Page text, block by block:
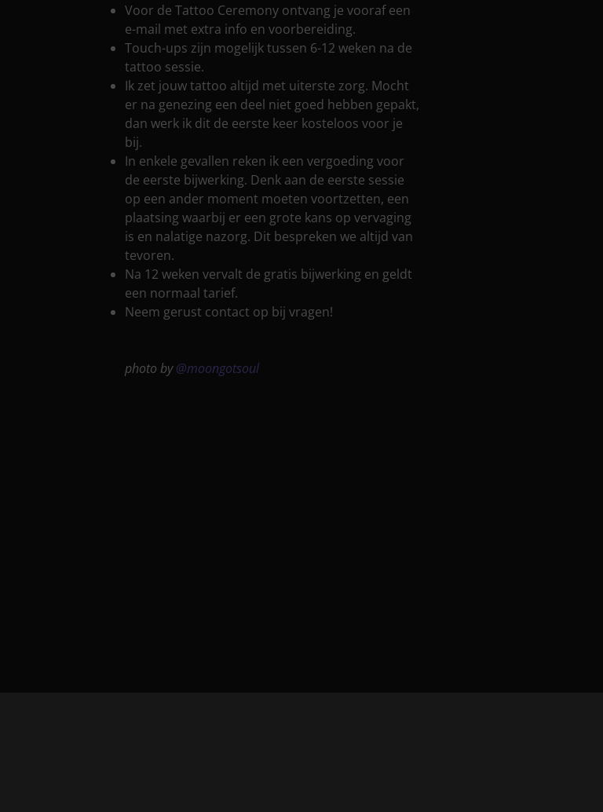
Voor de Tattoo Ceremony ontvang je vooraf een
e-mail met extra info en voorbereiding.
Touch-ups zijn mogelijk tussen 6-12 weken na de
tattoo sessie.
Ik zet jouw tattoo altijd met uiterste zorg. Mocht
er na genezing een deel niet goed hebben gepakt,
dan werk ik dit de eerste keer kosteloos voor je
bij.
In enkele gevallen reken ik een vergoeding voor
de eerste bijwerking. Denk aan de eerste sessie
op een ander moment moeten voortzetten, een
plaatsing waarbij er een grote kans op vervaging
is en nalatige nazorg. Dit bespreken we altijd van
tevoren.
Na 12 weken vervalt de gratis bijwerking en geldt
een normaal tarief.
Neem gerust contact op bij vragen!
photo by@moongotsoul